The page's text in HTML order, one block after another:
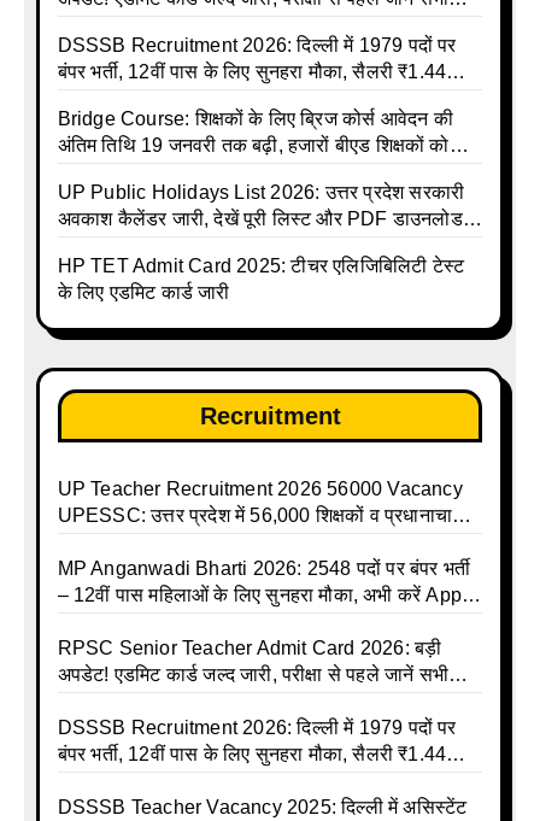
DSSSB Recruitment 2026: दिल्ली में 1979 पदों पर
बंपर भर्ती, 12वीं पास के लिए सुनहरा मौका, सैलरी ₹1.44
Bridge Course: शिक्षकों के लिए ब्रिज कोर्स आवेदन की
अंतिम तिथि 19 जनवरी तक बढ़ी, हजारों बीएड शिक्षकों को
UP Public Holidays List 2026: उत्तर प्रदेश सरकारी
अवकाश कैलेंडर जारी, देखें पूरी लिस्ट और PDF डाउनलोड
talika | Sarkari Avkash Talika | Up Holidays List |
Holidays Calendar
HP TET Admit Card 2025: टीचर एलिजिबिलिटी टेस्ट
के लिए एडमिट कार्ड जारी
Recruitment
UP Teacher Recruitment 2026 56000 Vacancy
UPESSC: उत्तर प्रदेश में 56,000 शिक्षकों व प्रधानाचार्यों
MP Anganwadi Bharti 2026: 2548 पदों पर बंपर भर्ती
– 12वीं पास महिलाओं के लिए सुनहरा मौका, अभी करें Apply
RPSC Senior Teacher Admit Card 2026: बड़ी
अपडेट! एडमिट कार्ड जल्द जारी, परीक्षा से पहले जानें सभी
DSSSB Recruitment 2026: दिल्ली में 1979 पदों पर
बंपर भर्ती, 12वीं पास के लिए सुनहरा मौका, सैलरी ₹1.44
DSSSB Teacher Vacancy 2025: दिल्ली में असिस्टेंट